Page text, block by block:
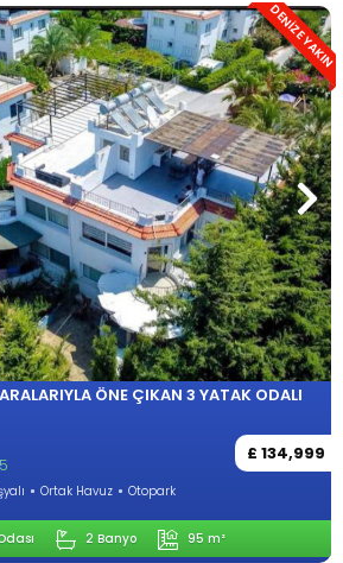
DENİZE YAKIN
ÖNE ÇIKAN 3 YATAK ODALI
£ 134,999
Ortak Havuz Otopark
2 Banyo 95 m²